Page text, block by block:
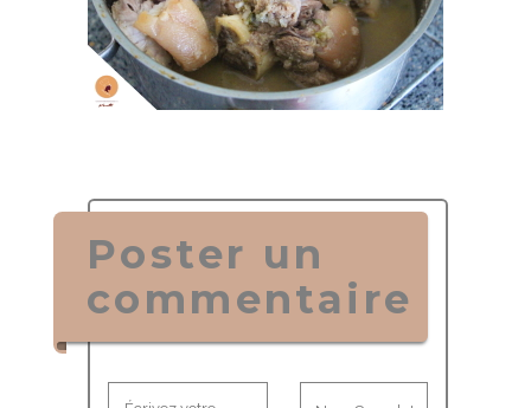
Poster un
commentaire